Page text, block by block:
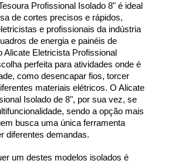
Profissional Isolado 8" é ideal
de cortes precisos e rápidos,
e profissionais da indústria
de energia e painéis de
Alicate Eletricista Profissional
perfeita para atividades onde é
como desencapar fios, torcer
materiais elétricos. O Alicate
Isolado de 8", por sua vez, se
sendo a opção mais
busca uma única ferramenta
diferentes demandas.
um destes modelos isolados é